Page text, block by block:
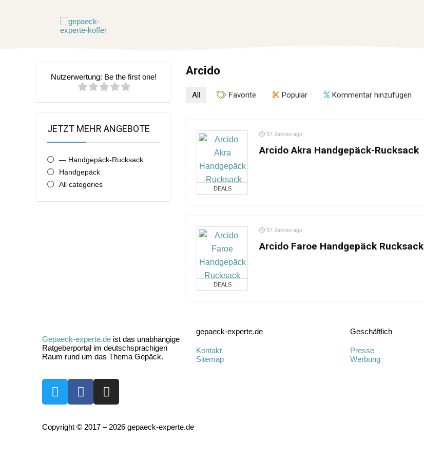
Arcido
Nutzerwertung: Be the first one!
JETZT MEHR ANGEBOTE
— Handgepäck-Rucksack
Handgepäck
All categories
All Favorite Popular Kommentar hinzufügen
DEALS
57 Jahren ago
Arcido Akra Handgepäck-Rucksack
DEALS
57 Jahren ago
Arcido Faroe Handgepäck Rucksack
Gepaeck-experte.de ist das unabhängige
Ratgeberportal im deutschsprachigen
Raum rund um das Thema Gepäck.
gepaeck-experte.de
Kontakt
Sitemap
Geschäftlich
Presse
Werbung
Copyright © 2017 – 2026 gepaeck-experte.de